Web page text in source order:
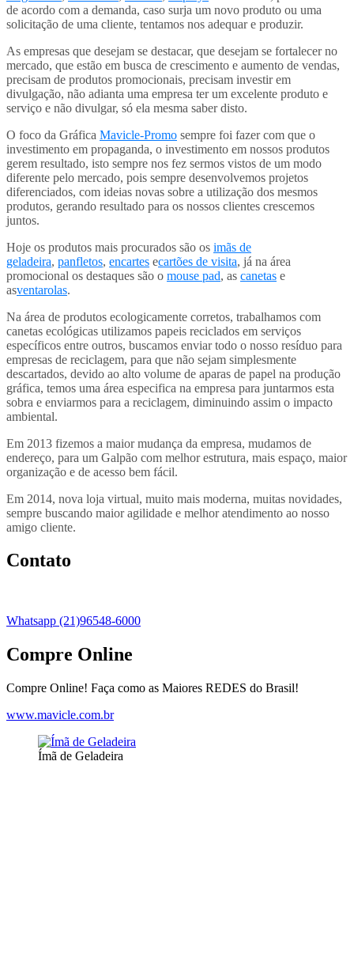
de acordo com a demanda, caso surja um novo produto ou uma
solicitação de uma cliente, tentamos nos adequar e produzir.
As empresas que desejam se destacar, que desejam se fortalecer no
mercado, que estão em busca de crescimento e aumento de vendas,
precisam de produtos promocionais, precisam investir em
divulgação, não adianta uma empresa ter um excelente produto e
serviço e não divulgar, só ela mesma saber disto.
O foco da Gráfica Mavicle-Promo sempre foi fazer com que o
investimento em propaganda, o investimento em nossos produtos
gerem resultado, isto sempre nos fez sermos vistos de um modo
diferente pelo mercado, pois sempre desenvolvemos projetos
diferenciados, com ideias novas sobre a utilização dos mesmos
produtos, gerando resultado para os nossos clientes crescemos
juntos.
Hoje os produtos mais procurados são os imãs de
geladeira, panfletos, encartes ecartões de visita, já na área
promocional os destaques são o mouse pad, as canetas e
asventarolas.
Na área de produtos ecologicamente corretos, trabalhamos com
canetas ecológicas utilizamos papeis reciclados em serviços
específicos entre outros, buscamos enviar todo o nosso resíduo para
empresas de reciclagem, para que não sejam simplesmente
descartados, devido ao alto volume de aparas de papel na produção
gráfica, temos uma área especifica na empresa para juntarmos esta
sobra e enviarmos para a reciclagem, diminuindo assim o impacto
ambiental.
Em 2013 fizemos a maior mudança da empresa, mudamos de
endereço, para um Galpão com melhor estrutura, mais espaço, maior
organização e de acesso bem fácil.
Em 2014, nova loja virtual, muito mais moderna, muitas novidades,
sempre buscando maior agilidade e melhor atendimento ao nosso
amigo cliente.
Contato
Whatsapp (21)96548-6000
Compre Online
Compre Online! Faça como as Maiores REDES do Brasil!
www.mavicle.com.br
Ímã de Geladeira